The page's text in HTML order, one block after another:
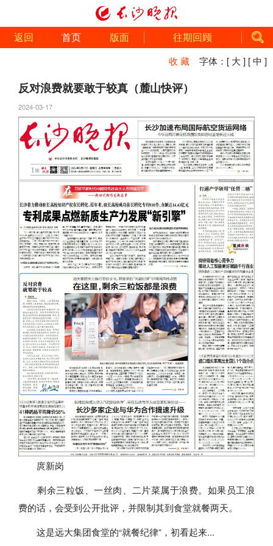
返回 首页 版面 往期回顾
收 藏 字体： [ 大 ] [ 中 ]
反对浪费就要敢于较真（麓山快评）
2024-03-17
庹新岗
剩余三粒饭、一丝肉、二片菜属于浪费。如果员工浪
费的话，会受到公开批评，并限制其到食堂就餐两天。
这是远大集团食堂的“就餐纪律”，初看起来...